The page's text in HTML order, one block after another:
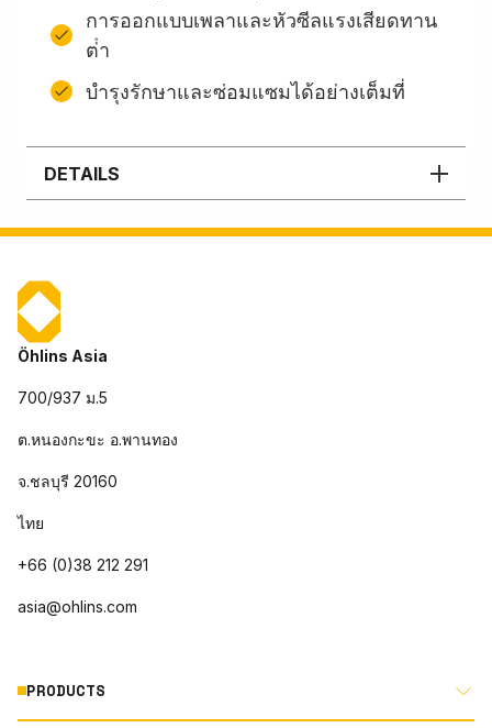
การออกแบบเพลาและหัวซีลแรงเสียดทาน
ต่ํา
บํารุงรักษาและซ่อมแซมได้อย่างเต็มที่
DETAILS
Öhlins Asia
700/937 ม.5
ต.หนองกะขะ อ.พานทอง
จ.ชลบุรี 20160
ไทย
+66 (0)38 212 291
asia@ohlins.com
PRODUCTS